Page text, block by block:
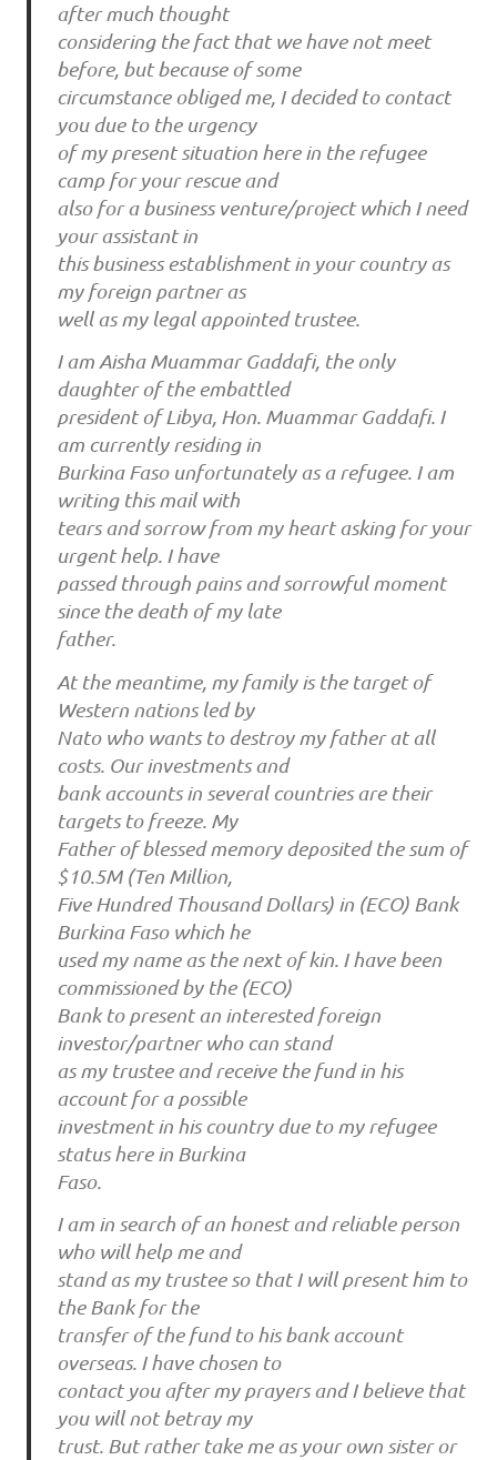
after much thought
considering the fact that we have not meet
before, but because of some
circumstance obliged me, I decided to contact
you due to the urgency
of my present situation here in the refugee
camp for your rescue and
also for a business venture/project which I need
your assistant in
this business establishment in your country as
my foreign partner as
well as my legal appointed trustee.
I am Aisha Muammar Gaddafi, the only
daughter of the embattled
president of Libya, Hon. Muammar Gaddafi. I
am currently residing in
Burkina Faso unfortunately as a refugee. I am
writing this mail with
tears and sorrow from my heart asking for your
urgent help. I have
passed through pains and sorrowful moment
since the death of my late
father.
At the meantime, my family is the target of
Western nations led by
Nato who wants to destroy my father at all
costs. Our investments and
bank accounts in several countries are their
targets to freeze. My
Father of blessed memory deposited the sum of
$10.5M (Ten Million,
Five Hundred Thousand Dollars) in (ECO) Bank
Burkina Faso which he
used my name as the next of kin. I have been
commissioned by the (ECO)
Bank to present an interested foreign
investor/partner who can stand
as my trustee and receive the fund in his
account for a possible
investment in his country due to my refugee
status here in Burkina
Faso.
I am in search of an honest and reliable person
who will help me and
stand as my trustee so that I will present him to
the Bank for the
transfer of the fund to his bank account
overseas. I have chosen to
contact you after my prayers and I believe that
you will not betray my
trust. But rather take me as your own sister or